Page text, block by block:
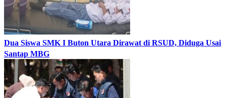
Dua Siswa SMK I Buton Utara Dirawat di RSUD, Diduga Usai
Santap MBG